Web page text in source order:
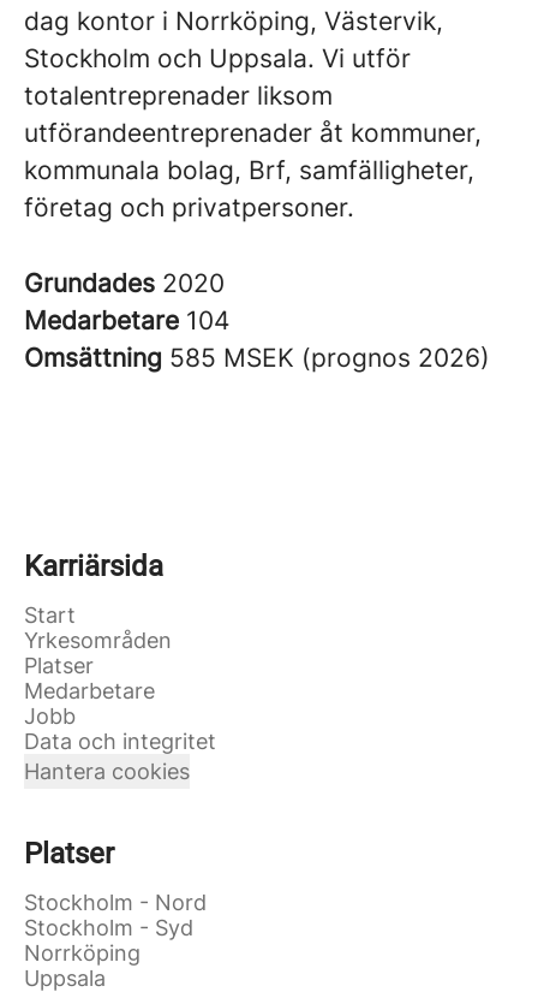
dag kontor i Norrköping, Västervik,
Stockholm och Uppsala. Vi utför
totalentreprenader liksom
utförandeentreprenader åt kommuner,
kommunala bolag, Brf, samfälligheter,
företag och privatpersoner.
Grundades 2020
Medarbetare 104
Omsättning 585 MSEK (prognos 2026)
Karriärsida
Start
Yrkesområden
Platser
Medarbetare
Jobb
Data och integritet
Hantera cookies
Platser
Stockholm - Nord
Stockholm - Syd
Norrköping
Uppsala